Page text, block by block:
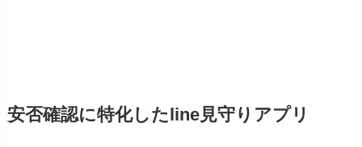
安否確認に特化したline見守りアプリ